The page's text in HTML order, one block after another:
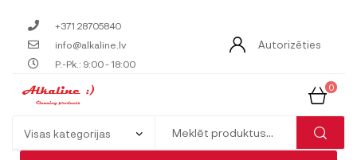
+371 28705840
info@alkaline.lv
P.-Pk.: 9:00 - 18:00
Autorizēties
0